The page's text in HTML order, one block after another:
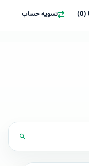
تسویه حساب